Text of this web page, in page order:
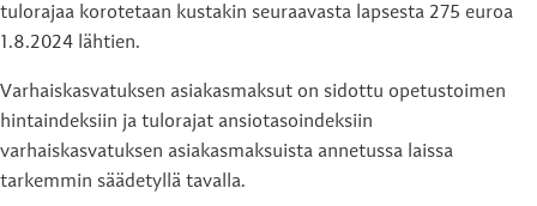
tulorajaa korotetaan kustakin seuraavasta lapsesta 275 euroa
1.8.2024 lähtien.
Varhaiskasvatuksen asiakasmaksut on sidottu opetustoimen
hintaindeksiin ja tulorajat ansiotasoindeksiin
varhaiskasvatuksen asiakasmaksuista annetussa laissa
tarkemmin säädetyllä tavalla.